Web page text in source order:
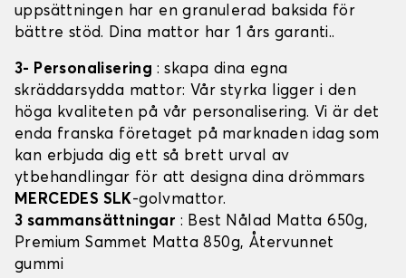
uppsättningen har en granulerad baksida för
bättre stöd. Dina mattor har 1 års garanti..
3- Personalisering : skapa dina egna
skräddarsydda mattor: Vår styrka ligger i den
höga kvaliteten på vår personalisering. Vi är det
enda franska företaget på marknaden idag som
kan erbjuda dig ett så brett urval av
ytbehandlingar för att designa dina drömmars
MERCEDES SLK-golvmattor.
3 sammansättningar : Best Nålad Matta 650g,
Premium Sammet Matta 850g, Återvunnet
gummi